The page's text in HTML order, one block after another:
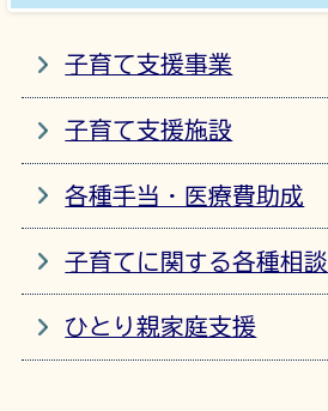
子育て支援事業
子育て支援施設
各種手当・医療費助成
子育てに関する各種相談
ひとり親家庭支援